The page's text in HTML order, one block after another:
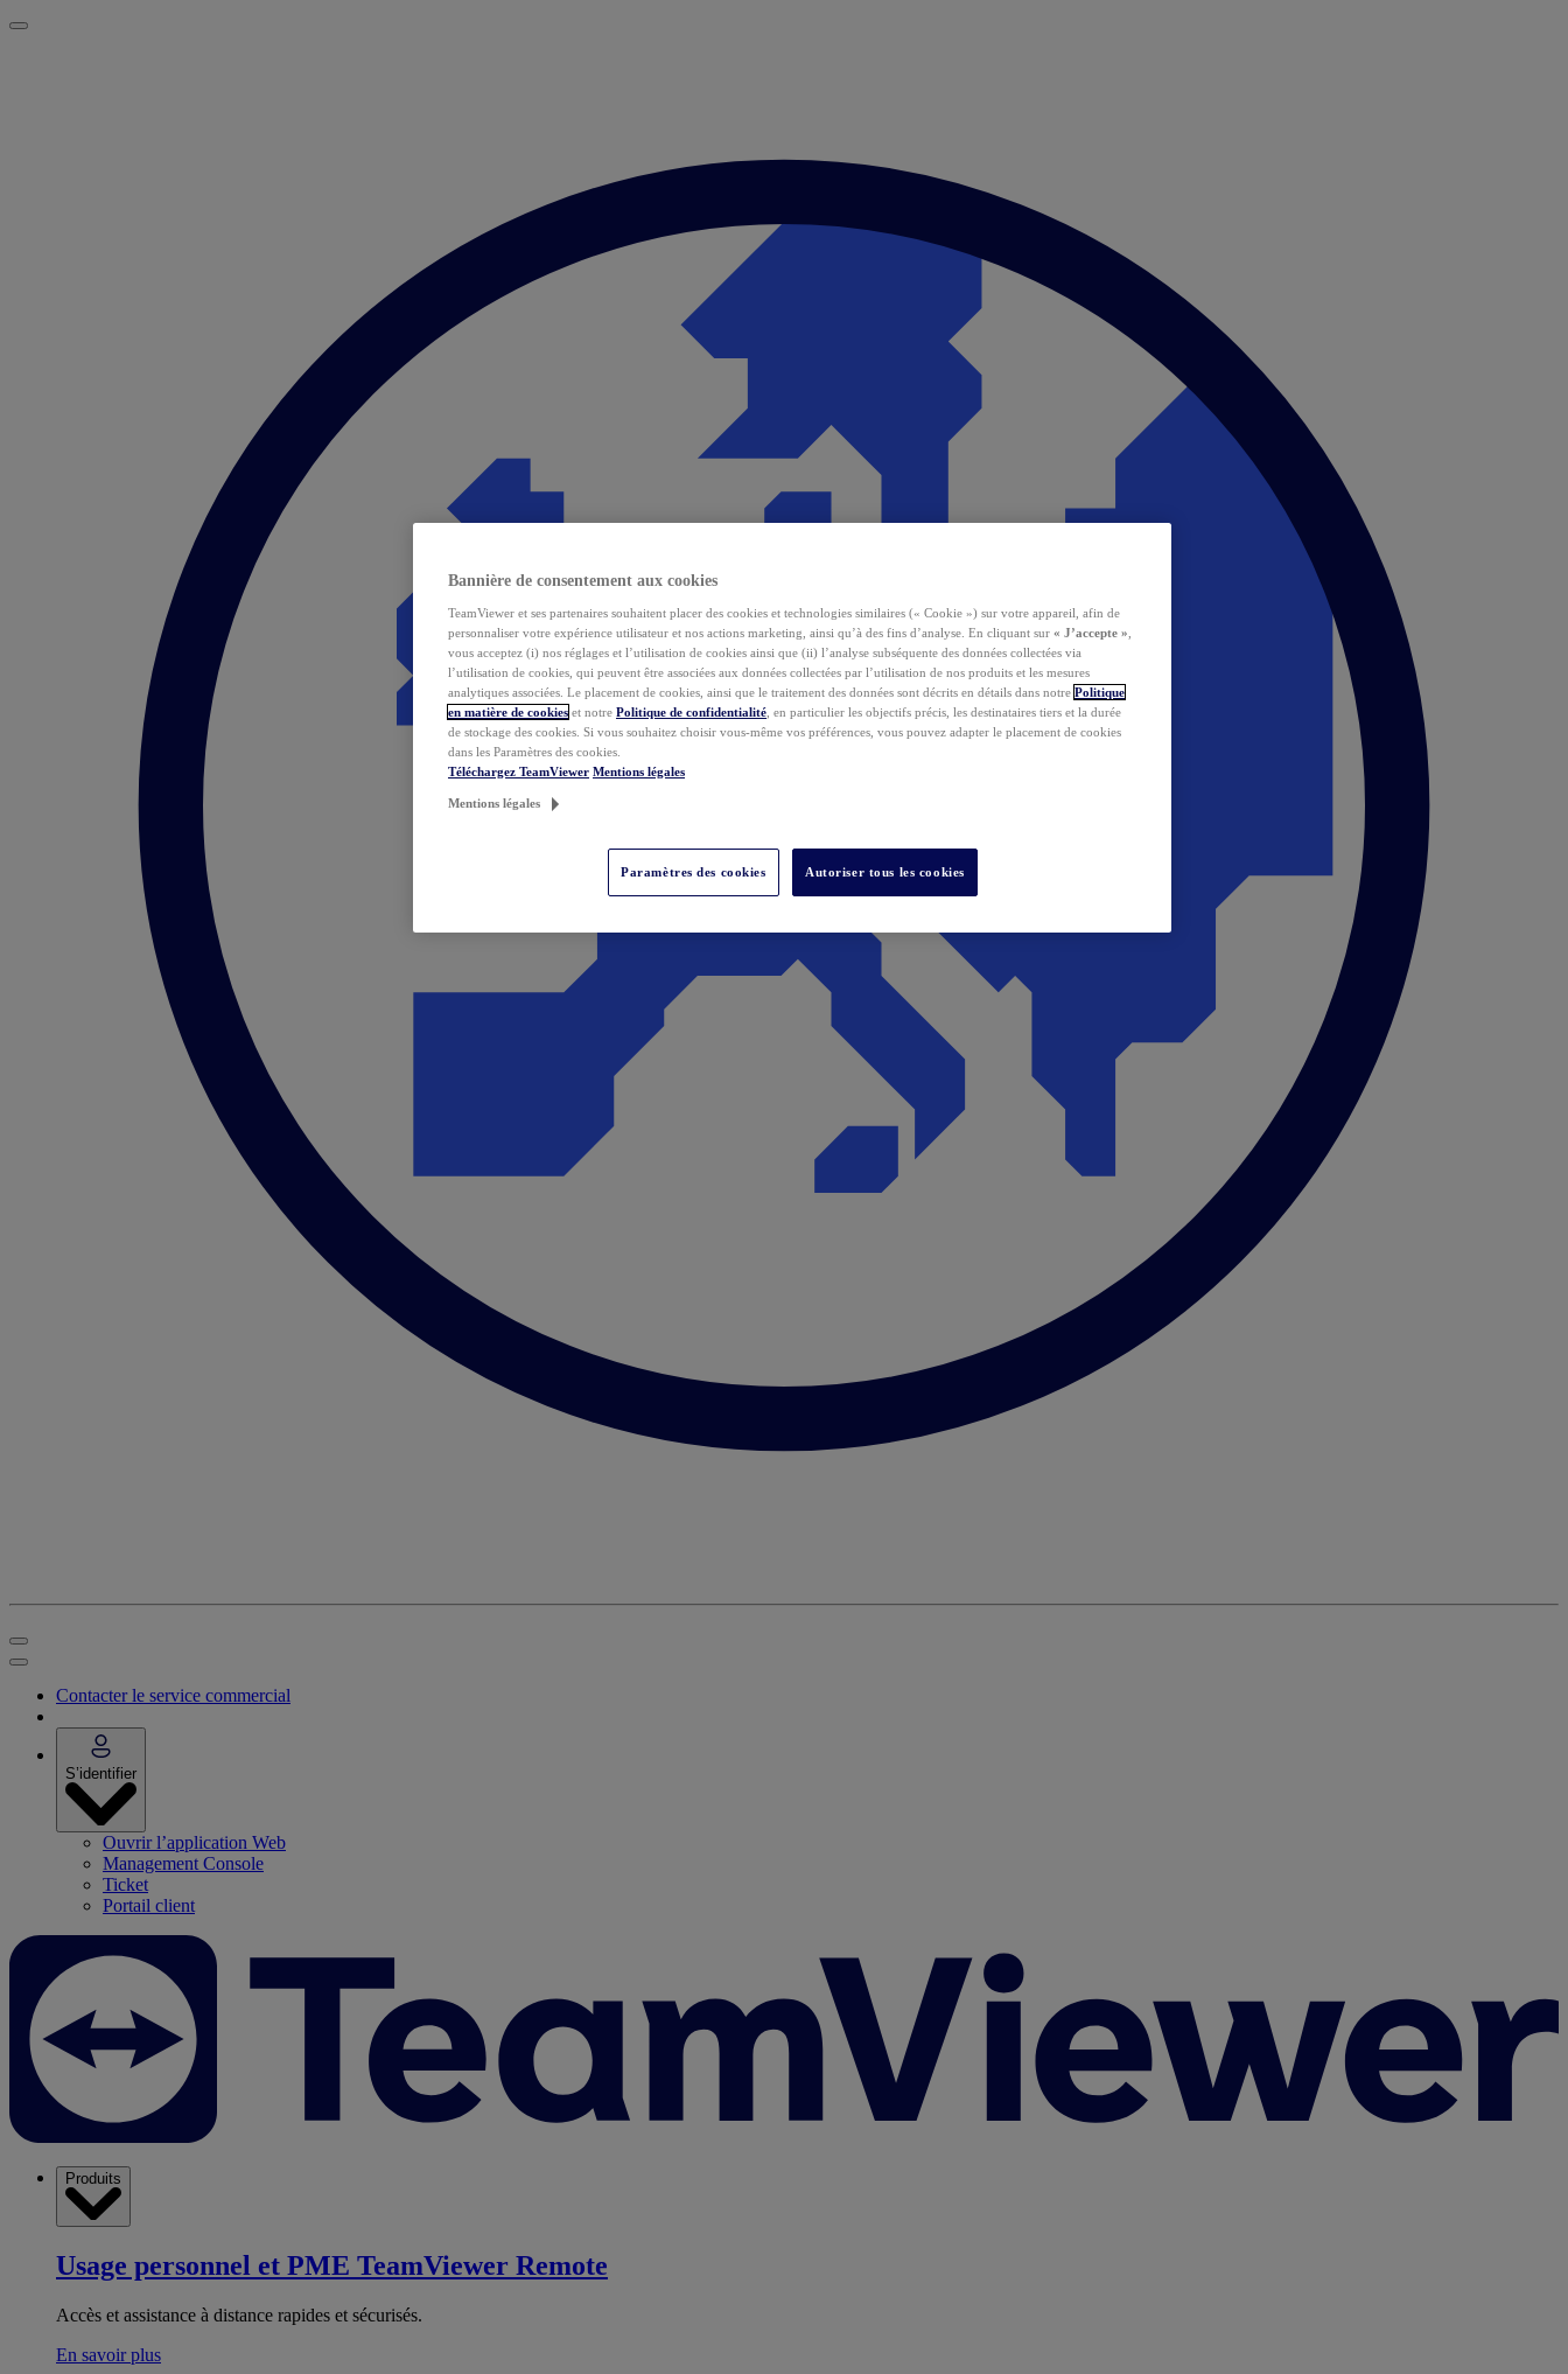
Contacter le service commercial
S’identifier
Ouvrir l’application Web
Management Console
Ticket
Portail client
Produits
Usage personnel et PME TeamViewer Remote
Accès et assistance à distance rapides et sécurisés.
En savoir plus
Bannière de consentement aux cookies
TeamViewer et ses partenaires souhaitent placer des cookies et technologies similaires (« Cookie ») sur votre appareil, afin de
personnaliser votre expérience utilisateur et nos actions marketing, ainsi qu’à des fins d’analyse. En cliquant sur « J’accepte »
vous acceptez (i) nos réglages et l’utilisation de cookies ainsi que (ii) l’analyse subséquente des données collectées via
l’utilisation de cookies, qui peuvent être associées aux données collectées par l’utilisation de nos produits et les mesures
analytiques associées. Le placement de cookies, ainsi que le traitement des données sont décrits en détails dans notre Politique
en matière de cookies et notre Politique de confidentialité , en particulier les objectifs précis, les destinataires tiers et la durée
de stockage des cookies. Si vous souhaitez choisir vous-même vos préférences, vous pouvez adapter le placement de cookies
dans les Paramètres des cookies.
Téléchargez TeamViewer Mentions légales
Mentions légales
Paramètres des cookies Autoriser tous les cookies